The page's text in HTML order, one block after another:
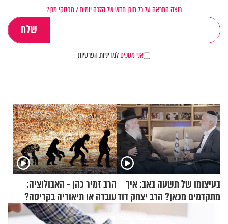
רוצה התראה על כל תוכן חדש של הלכה יומית / מפסקי מרן?
אני מסכיםלמדיניות הפרטיות
בעיצומו של תשעה באב: איך
מתקדמים מכאן? הרב יצחק דוד
הרב זמיר כהן - האבולוציה:
עובדה או תיאוריה בקריסה?